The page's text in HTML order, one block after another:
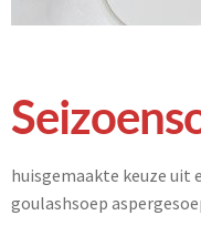
huisgemaakte keuze uit
goulashsoep